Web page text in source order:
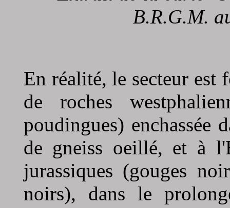
B.R.G.M.
En réalité, le secteur est
de roches
poudingues) enchassée
de gneiss oeillé, et à
jurassiques (gouges
noirs), dans le